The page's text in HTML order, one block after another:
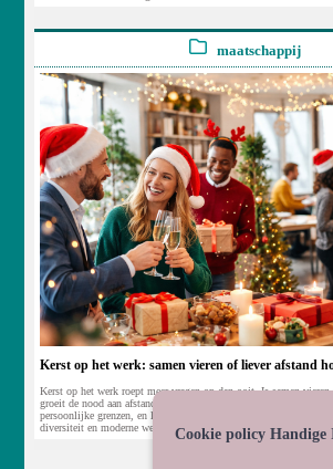
maatschappij
Kerst op het werk: samen vieren of liever afstand
Kerst op het werk roept meer vragen op dan ooit. Is samen
groeit de nood aan afstand en rust? Dit artikel duikt in de
persoonlijke grenzen, en laat zien hoe Kerstmis op de werkvloer
diversiteit en moderne werkcultuur.Cookie policy